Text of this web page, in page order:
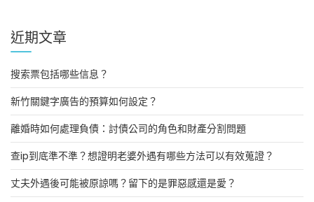
近期文章
搜索票包括哪些信息？
新竹關鍵字廣告的預算如何設定？
離婚時如何處理負債：討債公司的角色和財產分割問題
查ip到底準不準？想證明老婆外遇有哪些方法可以有效蒐證？
丈夫外遇後可能被原諒嗎？留下的是罪惡感還是愛？